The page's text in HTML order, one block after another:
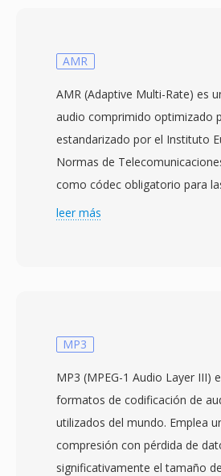
AMR
AMR (Adaptive Multi-Rate) es
audio comprimido optimizado
estandarizado por el Instituto
Normas de
como códec obligatorio para
GSM y 3G. El códec alterna
sacrificando una leve claridad a
adaptativo está definido por las
especificaciones del 3GPP y
los códecs de voz más
mundial, utilizado en miles de
leer más
MP3
MP3 (MPEG-1 Audio Layer III)
formatos de codificación de
utilizados del mundo. Emplea
compresión con pérdida de
significativamente el tamaño